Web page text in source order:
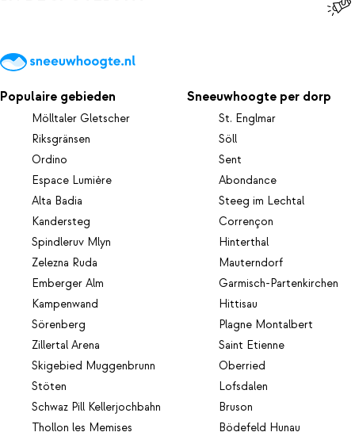
winkels en fijne eetadresjes. En telkens wanneer je naar buiten
stapt, heb je dat spectaculaire panoramische uitzicht op de
Populaire gebieden
Mölltaler Gletscher
Riksgränsen
Ordino
Espace Lumière
Alta Badia
Kandersteg
Spindleruv Mlyn
Zelezna Ruda
Emberger Alm
Kampenwand
Sörenberg
Zillertal Arena
Skigebied Muggenbrunn
Stöten
Schwaz Pill Kellerjochbahn
Thollon les Memises
Sneeuwhoogte per dorp
St. Englmar
Söll
Sent
Abondance
Steeg im Lechtal
Corrençon
Hinterthal
Mauterndorf
Garmisch-Partenkirchen
Hittisau
Plagne Montalbert
Saint Etienne
Oberried
Lofsdalen
Bruson
Bödefeld Hunau